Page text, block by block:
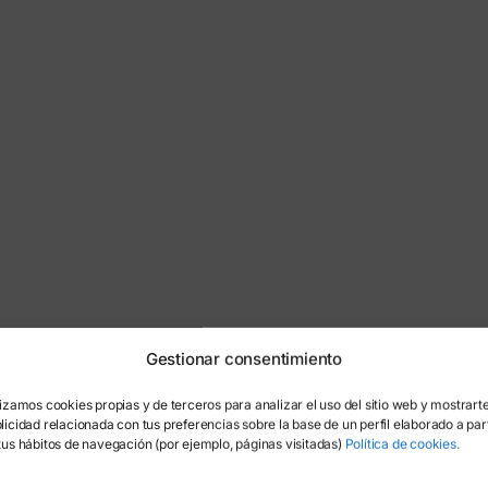
Gestionar consentimiento
cookies propias y de terceros para analizar el uso del sitio web y
relacionada con tus preferencias sobre la base de un perfil elaborado a
hábitos de navegación (por ejemplo, páginas visitadas) Política de cookies.